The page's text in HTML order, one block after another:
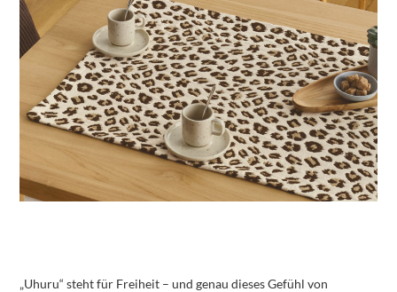
„Uhuru“ steht für Freiheit – und genau dieses Gefühl von